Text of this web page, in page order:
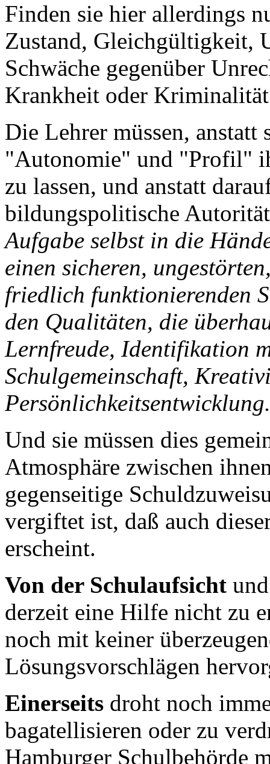
Finden sie hier allerdings
Zustand, Gleichgültigkeit,
Schwäche gegenüber
Krankheit oder
Die Lehrer müssen,
"Autonomie" und "Profil"
zu lassen, und anstatt
bildungspolitische
Aufgabe selbst in die
einen sicheren,
friedlich funktionierenden
den Qualitäten, die
Lernfreude, Identifikation
Schulgemeinschaft,
Persönlichkeitsentwicklung.
Und sie müssen dies
Atmosphäre zwischen
gegenseitige
vergiftet ist, daß auch
erscheint.
Von der Schulaufsicht
derzeit eine Hilfe nicht zu
noch mit keiner
Lösungsvorschlägen
Einerseits droht noch
bagatellisieren oder zu
Hamburger Schulbehörde